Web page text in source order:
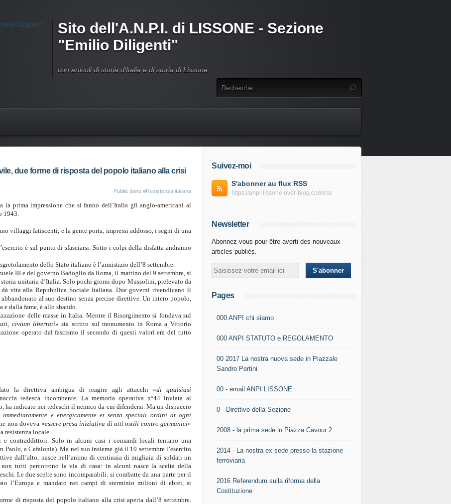
Sito dell'A.N.P.I. di LISSONE - Sezione
"Emilio Diligenti"
con articoli di storia d'Italia e di storia di Lissone
due forme di risposta del popolo italiano alla crisi
Publié dans #Resistenza italiana
la prima impressione che si fanno dell’Italia gli anglo-americani al
1943.
villaggi fatiscenti; e la gente porta, impressi addosso, i segni di una
è sul punto di sfasciarsi. Sotto i colpi della disfatta andranno
dello Stato italiano è l’armistizio dell’8 settembre.
III e del governo Badoglio da Roma, il mattino del 9 settembre, si
storia unitaria d’Italia. Solo pochi giorni dopo Mussolini, prelevato da
vita alla Repubblica Sociale Italiana. Due governi rivendicano il
al suo destino senza precise direttive. Un intero popolo,
e dalla fame, è allo sbando.
delle masse in Italia. Mentre il Risorgimento si fondava sul
civium libertati» sta scritto sul monumento in Roma a Vittorio
operato dal fascismo il secondo di questi valori era del tutto
la direttiva ambigua di reagire agli attacchi «di qualsiasi
tedesca incombente. La memoria operativa n°44 inviata ai
ha indicato nei tedeschi il nemico da cui difendersi. Ma un dispaccio
immediatamente e energicamente et senza speciali ordini at ogni
non doveva «essere presa iniziativa di atti ostili contro germanici»
resistenza locale.
e contraddittori. Solo in alcuni casi i comandi locali tentano una
Paolo, a Cefalonia). Ma nel suo insieme già il 10 settembre l’esercito
dall’alto, nasce nell’animo di centinaia di migliaia di soldati un
tutti percorrono la via di casa: in alcuni nasce la scelta della
Le due scelte sono incomparabili: si combatte da una parte per il
l’Europa e mandato nei campi di sterminio milioni di ebrei, si
di risposta del popolo italiano alla crisi aperta dall’8 settembre.
Suivez-moi
S'abonner au flux RSS
https://anpi-lissone.over-blog.com/rss
Newsletter
Abonnez-vous pour être averti des nouveaux
articles publiés.
Pages
000 ANPI chi siamo
000 ANPI STATUTO e REGOLAMENTO
00 2017 La nostra nuova sede in Piazzale
Sandro Pertini
00 - email ANPI LISSONE
0 - Direttivo della Sezione
2008 - la prima sede in Piazza Cavour 2
2014 - La nostra ex sede presso la stazione
ferroviaria
2016 Referendum sulla riforma della
Costituzione